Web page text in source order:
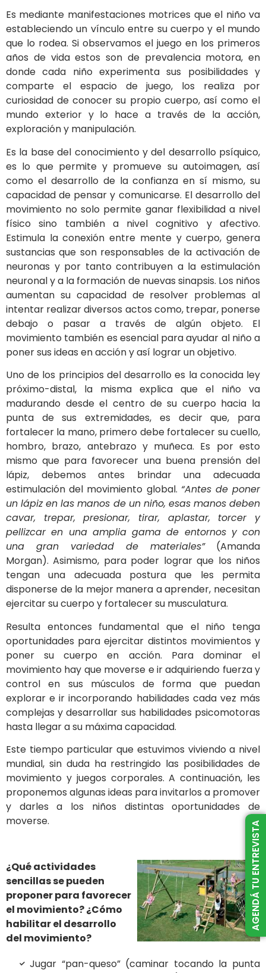
Es mediante manifestaciones motrices que el niño va
estableciendo un vínculo entre su cuerpo y el mundo
que lo rodea. Si observamos el juego en los primeros
años de vida estos son de prevalencia motora, en
donde cada niño experimenta sus posibilidades y
comparte el espacio de juego, los realiza por
curiosidad de conocer su propio cuerpo, así como el
mundo exterior y lo hace a través de la acción,
exploración y manipulación.
Es la base del conocimiento y del desarrollo psíquico,
es lo que permite y promueve su autoimagen, así
como el desarrollo de la confianza en sí mismo, su
capacidad de pensar y comunicarse. El desarrollo del
movimiento no solo permite ganar flexibilidad a nivel
físico sino también a nivel cognitivo y afectivo.
Estimula la conexión entre mente y cuerpo, genera
sustancias que son responsables de la activación de
neuronas y por tanto contribuyen a la estimulación
neuronal y a la formación de nuevas sinapsis. Los niños
aumentan su capacidad de resolver problemas al
intentar realizar diversos actos como, trepar, ponerse
debajo o pasar a través de algún objeto. El
movimiento también es esencial para ayudar al niño a
poner sus ideas en acción y así lograr un objetivo.
Uno de los principios del desarrollo es la conocida ley
próximo-distal, la misma explica que el niño va
madurando desde el centro de su cuerpo hacia la
punta de sus extremidades, es decir que, para
fortalecer la mano, primero debe fortalecer su cuello,
hombro, brazo, antebrazo y muñeca. Es por esto
mismo que para favorecer una buena prensión del
lápiz, debemos antes brindar una adecuada
estimulación del movimiento global. “Antes de poner
un lápiz en las manos de un niño, esas manos deben
cavar, trepar, presionar, tirar, aplastar, torcer y
pellizcar en una amplia gama de entornos y con
una gran variedad de materiales”(Amanda
Morgan). Asimismo, para poder lograr que los niños
tengan una adecuada postura que les permita
disponerse de la mejor manera a aprender, necesitan
ejercitar su cuerpo y fortalecer su musculatura.
Resulta entonces fundamental que el niño tenga
oportunidades para ejercitar distintos movimientos y
poner su cuerpo en acción. Para dominar el
movimiento hay que moverse e ir adquiriendo fuerza y
control en sus músculos de forma que puedan
explorar e ir incorporando habilidades cada vez más
complejas y desarrollar sus habilidades psicomotoras
hasta llegar a su máxima capacidad.
Este tiempo particular que estuvimos viviendo a nivel
mundial, sin duda ha restringido las posibilidades de
movimiento y juegos corporales. A continuación, les
proponemos algunas ideas para invitarlos a promover
y darles a los niños distintas oportunidades de
moverse.
¿Qué actividades
sencillas se pueden
proponer para favorecer
el movimiento? ¿Cómo
habilitar el desarrollo
del movimiento?
Jugar “pan-queso” (caminar tocando la punta
AGENDÁ TU ENTREVISTA